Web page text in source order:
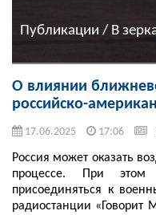
Публикации / В
О влиянии
российско-
17.06.2025 17:06
Россия может оказать
процессе. При
присоединяться к
радиостанции